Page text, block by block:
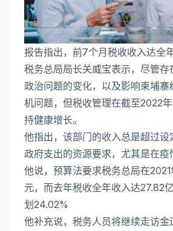
报告指出，前7个月税收收入达全
税务总局局长关威宝表示，尽管
政治问题的变化，以及影响柬埔
机问题，但税收管理在截至2022
持健康增长。
他指出，该部门的收入总是超过设
政府支出的资源要求，尤其是在疫
他说，预算法要求税务总局在
元，而去年税收全年收入达27.82
划24.02%
他补充说，税务人员将继续走访金